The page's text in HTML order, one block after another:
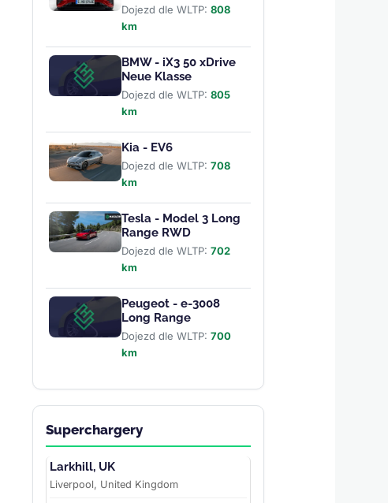
Dojezd dle WLTP: 808
km
BMW - iX3 50 xDrive
Neue Klasse
Dojezd dle WLTP: 805
km
Kia - EV6
Dojezd dle WLTP: 708
km
Tesla - Model 3 Long
Range RWD
Dojezd dle WLTP: 702
km
Peugeot - e-3008
Long Range
Dojezd dle WLTP: 700
km
Superchargery
Larkhill, UK
Liverpool, United Kingdom